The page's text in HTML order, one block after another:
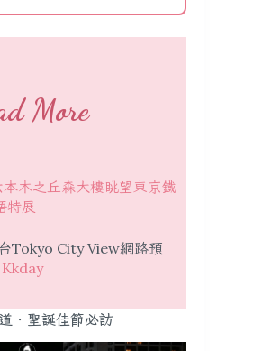
More
木之丘森大樓眺望東京鐵
特展
Tokyo City View網路預
Kkday
．聖誕佳節必訪